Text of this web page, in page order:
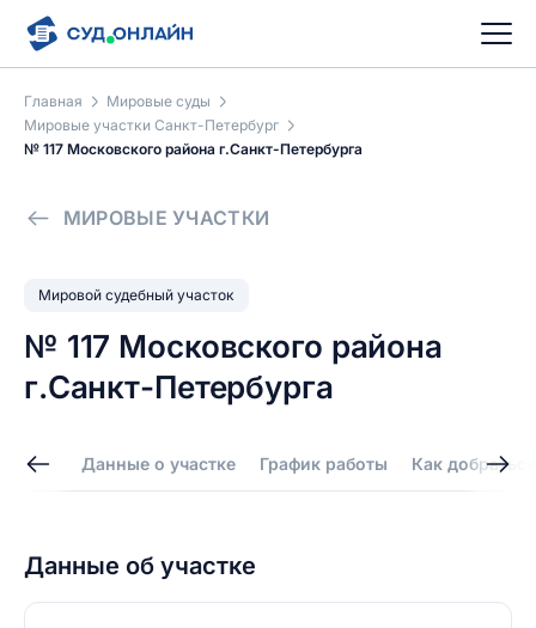
Главная
Мировые суды
Мировые участки Санкт-Петербург
№ 117 Московского района г.Санкт-Петербурга
МИРОВЫЕ УЧАСТКИ
Мировой судебный участок
№ 117 Московского района
г.Санкт-Петербурга
Данные о участке График работы Как добраться
Данные об участке